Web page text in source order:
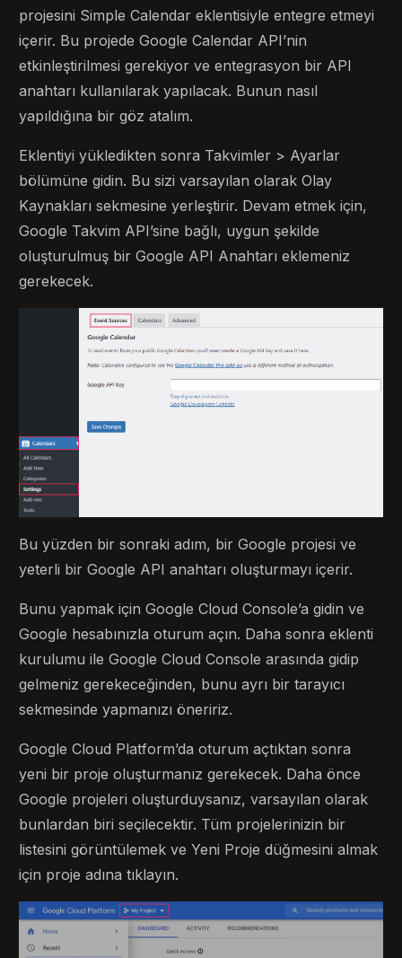
projesini Simple Calendar eklentisiyle entegre etmeyi
içerir. Bu projede Google Calendar API’nin
etkinleştirilmesi gerekiyor ve entegrasyon bir API
anahtarı kullanılarak yapılacak. Bunun nasıl
yapıldığına bir göz atalım.
Eklentiyi yükledikten sonra Takvimler > Ayarlar
bölümüne gidin. Bu sizi varsayılan olarak Olay
Kaynakları sekmesine yerleştirir. Devam etmek için,
Google Takvim API’sine bağlı, uygun şekilde
oluşturulmuş bir Google API Anahtarı eklemeniz
gerekecek.
Bu yüzden bir sonraki adım, bir Google projesi ve
yeterli bir Google API anahtarı oluşturmayı içerir.
Bunu yapmak için Google Cloud Console’a gidin ve
Google hesabınızla oturum açın. Daha sonra eklenti
kurulumu ile Google Cloud Console arasında gidip
gelmeniz gerekeceğinden, bunu ayrı bir tarayıcı
sekmesinde yapmanızı öneririz.
Google Cloud Platform’da oturum açtıktan sonra
yeni bir proje oluşturmanız gerekecek. Daha önce
Google projeleri oluşturduysanız, varsayılan olarak
bunlardan biri seçilecektir. Tüm projelerinizin bir
listesini görüntülemek ve Yeni Proje düğmesini almak
için proje adına tıklayın.